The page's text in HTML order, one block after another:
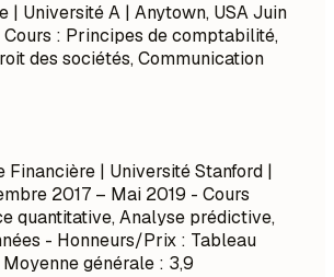
| Université A | Anytown, USA Juin
: Principes de comptabilité,
des sociétés, Communication
Financière | Université Stanford |
2017 – Mai 2019 - Cours
quantitative, Analyse prédictive,
- Honneurs/Prix : Tableau
générale : 3,9